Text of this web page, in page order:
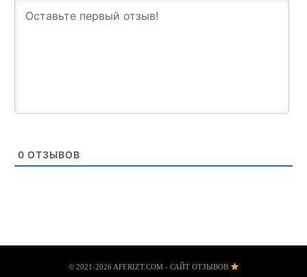
0 ОТЗЫВОВ
© 2021-2026 AFERIZT.COM - САЙТ ОТЗЫВОВ